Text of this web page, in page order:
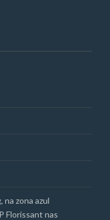
zona azul
Florissant nas